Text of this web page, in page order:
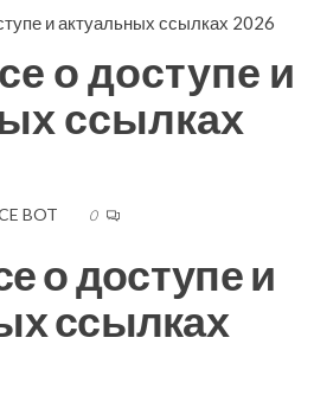
и актуальных ссылках 2026
о доступе и
ссылках
BOT 0
о доступе и
ссылках